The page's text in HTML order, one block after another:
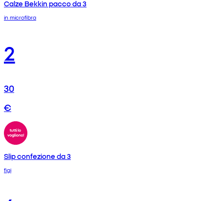
Calze Bekkin pacco da 3
in microfibra
2
30
€
Slip confezione da 3
figi